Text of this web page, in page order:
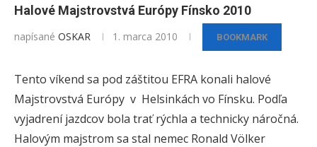
Halové Majstrovstvá Európy Fínsko 2010
napísané OSKAR 1. marca 2010 BOOKMARK
Tento víkend sa pod záštitou EFRA konali halové
Majstrovstvá Európy v Helsinkách vo Fínsku. Podľa
vyjadrení jazdcov bola trať rýchla a technicky náročná.
Halovým majstrom sa stal nemec Ronald Völker